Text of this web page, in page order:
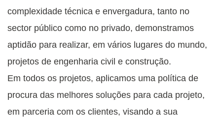
complexidade técnica e envergadura, tanto no
sector público como no privado, demonstramos
aptidão para realizar, em vários lugares do mundo,
projetos de engenharia civil e construção.
Em todos os projetos, aplicamos uma política de
procura das melhores soluções para cada projeto,
em parceria com os clientes, visando a sua